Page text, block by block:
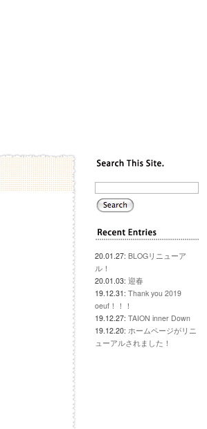
20.01.27: BLOGリニューア
ル！
20.01.03: 迎春
19.12.31: Thank you 2019
oeuf！！！
19.12.27: TAION inner Down
19.12.20: ホームページがリニ
ューアルされました！